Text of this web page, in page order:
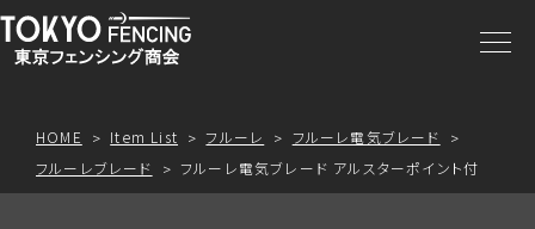
商品一覧
アクセス
HOME Item List フルーレ
フルーレ電気ブレード
フルーレブレード
フルーレ電気ブレード アルスターポイント付